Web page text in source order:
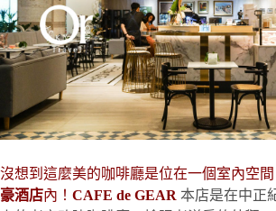
沒想到這麼美的咖啡廳是位在一個室內空
豪酒店內！ CAFE de GEAR 本店是在中正